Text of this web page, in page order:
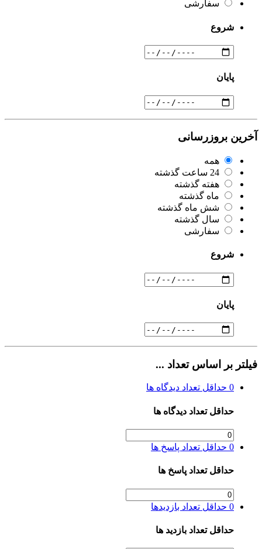
سفارشی
شروع
پایان
آخرین بروزرسانی
همه
24 ساعت گذشته
هفته گذشته
ماه گذشته
شش ماه گذشته
سال گذشته
سفارشی
شروع
پایان
فیلتر بر اساس تعداد ...
0 حداقل تعداد دیدگاه ها
حداقل تعداد دیدگاه ها
0 حداقل تعداد پاسخ ها
حداقل تعداد پاسخ ها
0 حداقل تعداد بازدیدها
حداقل تعداد بازدید ها